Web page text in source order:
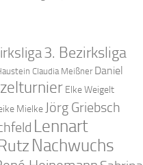
3. Bezirksliga
Claudia Meißner Daniel
Elke Weigelt
Mielke Jörg Griebsch
Lennart
Nachwuchs